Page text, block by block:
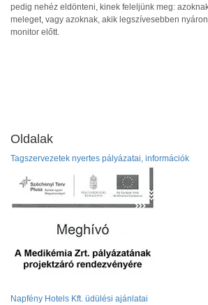
pedig nehéz eldönteni, kinek feleljünk meg:
meleget, vagy azoknak, akik legszívesebben
monitor előtt.
Oldalak
Tagszervezetek nyertes pályázatai, információk
Napfény Hotels Kft. üdülési ajánlatai